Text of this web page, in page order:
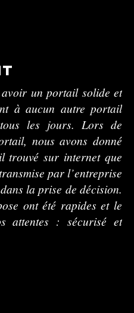
un portail solide et
à aucun autre portail
les jours. Lors de
nous avons donné
trouvé sur internet que
par l’entreprise
la prise de décision.
ont été rapides et le
attentes : sécurisé et